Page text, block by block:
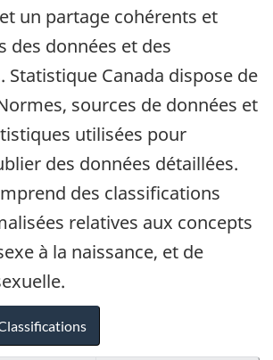
un partage cohérents et
des données et des
Statistique Canada dispose de
sources de données et
utilisées pour
des données détaillées.
des classifications
relatives aux concepts
à la naissance, et de